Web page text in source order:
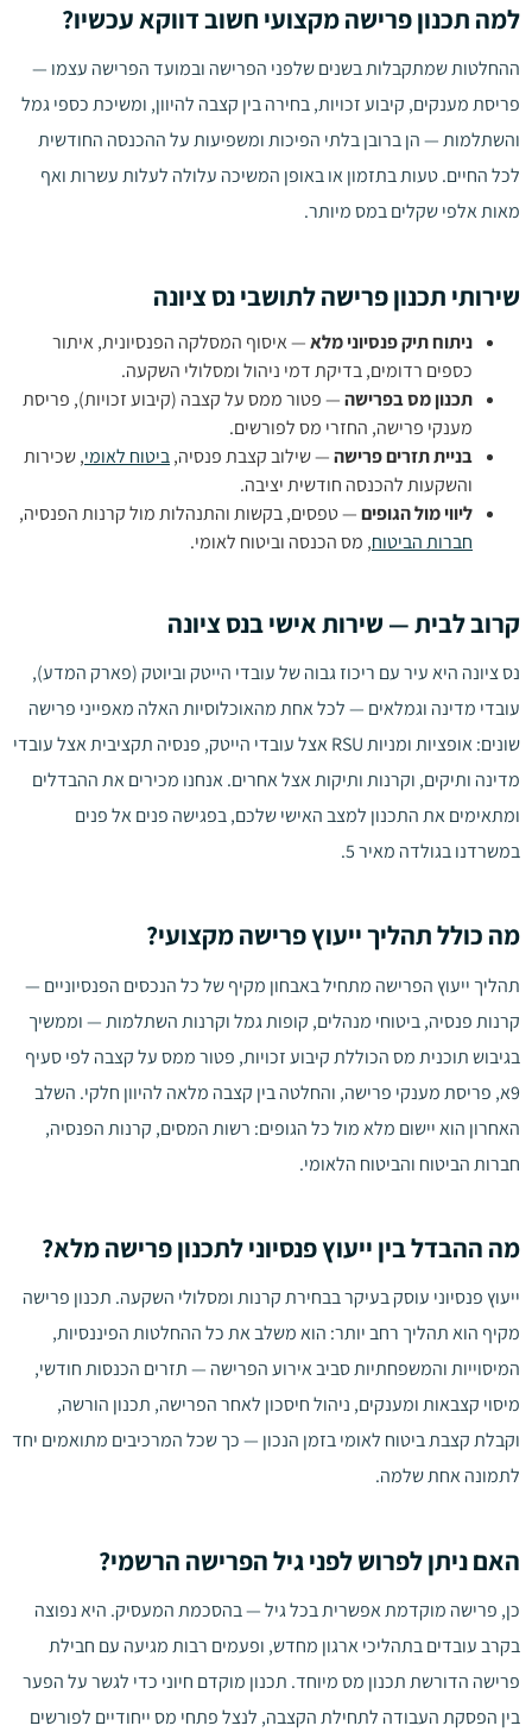
למה תכנון פרישה מקצועי חשוב דווקא עכשיו?
ההחלטות שמתקבלות בשנים שלפני הפרישה ובמועד הפרישה עצמו —
פריסת מענקים, קיבוע זכויות, בחירה בין קצבה להיוון, ומשיכת כספי גמל
והשתלמות — הן ברובן בלתי הפיכות ומשפיעות על ההכנסה החודשית
לכל החיים. טעות בתזמון או באופן המשיכה עלולה לעלות עשרות ואף
מאות אלפי שקלים במס מיותר.
שירותי תכנון פרישה לתושבי נס ציונה
ניתוח תיק פנסיוני מלא— איסוף המסלקה הפנסיונית, איתור
כספים רדומים, בדיקת דמי ניהול ומסלולי השקעה.
תכנון מס בפרישה— פטור ממס על קצבה (קיבוע זכויות), פריסת
מענקי פרישה, החזרי מס לפורשים.
בניית תזרים פרישה— שילוב קצבת פנסיה,ביטוח לאומי, שכירות
והשקעות להכנסה חודשית יציבה.
ליווי מול הגופים— טפסים, בקשות והתנהלות מול קרנות הפנסיה,
חברות הביטוח, מס הכנסה וביטוח לאומי.
קרוב לבית — שירות אישי בנס ציונה
נס ציונה היא עיר עם ריכוז גבוה של עובדי הייטק וביוטק (פארק המדע),
עובדי מדינה וגמלאים — לכל אחת מהאוכלוסיות האלה מאפייני פרישה
שונים: אופציות ומניות RSU אצל עובדי הייטק, פנסיה תקציבית אצל עובדי
מדינה ותיקים, וקרנות ותיקות אצל אחרים. אנחנו מכירים את ההבדלים
ומתאימים את התכנון למצב האישי שלכם, בפגישה פנים אל פנים
במשרדנו בגולדה מאיר 5.
מה כולל תהליך ייעוץ פרישה מקצועי?
תהליך ייעוץ הפרישה מתחיל באבחון מקיף של כל הנכסים הפנסיוניים —
קרנות פנסיה, ביטוחי מנהלים, קופות גמל וקרנות השתלמות — וממשיך
בגיבוש תוכנית מס הכוללת קיבוע זכויות, פטור ממס על קצבה לפי סעיף
9א, פריסת מענקי פרישה, והחלטה בין קצבה מלאה להיוון חלקי. השלב
האחרון הוא יישום מלא מול כל הגופים: רשות המסים, קרנות הפנסיה,
חברות הביטוח והביטוח הלאומי.
מה ההבדל בין ייעוץ פנסיוני לתכנון פרישה מלא?
ייעוץ פנסיוני עוסק בעיקר בבחירת קרנות ומסלולי השקעה. תכנון פרישה
מקיף הוא תהליך רחב יותר: הוא משלב את כל ההחלטות הפיננסיות,
המיסוייות והמשפחתיות סביב אירוע הפרישה — תזרים הכנסות חודשי,
מיסוי קצבאות ומענקים, ניהול חיסכון לאחר הפרישה, תכנון הורשה,
וקבלת קצבת ביטוח לאומי בזמן הנכון — כך שכל המרכיבים מתואמים יחד
לתמונה אחת שלמה.
האם ניתן לפרוש לפני גיל הפרישה הרשמי?
כן, פרישה מוקדמת אפשרית בכל גיל — בהסכמת המעסיק. היא נפוצה
בקרב עובדים בתהליכי ארגון מחדש, ופעמים רבות מגיעה עם חבילת
פרישה הדורשת תכנון מס מיוחד. תכנון מוקדם חיוני כדי לגשר על הפער
בין הפסקת העבודה לתחילת הקצבה, לנצל פתחי מס ייחודיים לפורשים